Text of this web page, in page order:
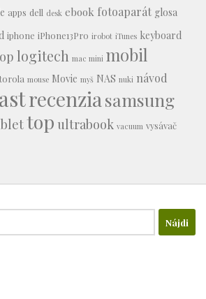
apps dell desk ebook fotoaparát glosa
iphone iPhone13Pro irobot iTunes keyboard
logitech mac mini mobil
mouse Movie myš NAS nuki návod
recenziasamsung
top ultrabook vacuum vysávač